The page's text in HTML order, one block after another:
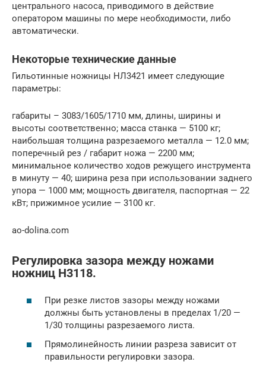
центрального насоса, приводимого в действие
оператором машины по мере необходимости, либо
автоматически.
Некоторые технические данные
Гильотинные ножницы НЛ3421 имеет следующие
параметры:
габариты – 3083/1605/1710 мм, длины, ширины и
высоты соответственно; масса станка — 5100 кг;
наибольшая толщина разрезаемого металла — 12.0 мм;
поперечный рез / габарит ножа — 2200 мм;
минимальное количество ходов режущего инструмента
в минуту — 40; ширина реза при использовании заднего
упора — 1000 мм; мощность двигателя, паспортная — 22
кВт; прижимное усилие — 3100 кг.
ao-dolina.com
Регулировка зазора между ножами
ножниц Н3118.
При резке листов зазоры между ножами
должны быть установлены в пределах 1/20 —
1/30 толщины разрезаемого листа.
Прямолинейность линии разреза зависит от
правильности регулировки зазора.